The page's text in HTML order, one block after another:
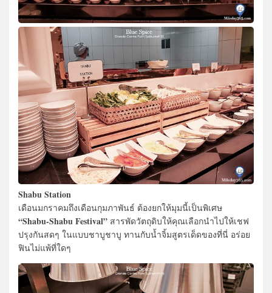
Shabu Station
เดือนมกราคมถึงเดือนกุมภาพันธ์ ต้องยกให้มุมนี้เป็นพิเศษ
“Shabu-Shabu Festival” สารพัดวัตถุดิบให้คุณเลือกนำไปให้เชฟ
ปรุงกันสดๆ ในแบบชาบูชาบู ทานกับน้ำจิ้มสูตรเด็ดของที่นี่ อร่อย
ฟินไม่แพ้ที่ใดๆ